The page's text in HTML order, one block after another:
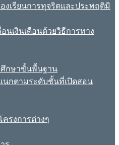
องเรียนการทุจริตและประพฤติมิ
นเงินเดือนด้วยวิธีการทาง
ศึกษาขั้นพื้นฐาน
นกตามระดับชั้นที่เปิดสอน
ครงการต่างๆ